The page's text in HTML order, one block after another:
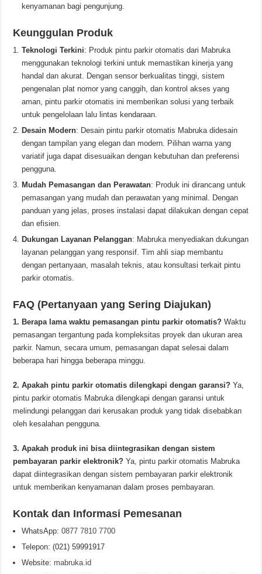
kenyamanan bagi pengunjung.
Keunggulan Produk
Teknologi Terkini: Produk pintu parkir otomatis dari Mabruka
menggunakan teknologi terkini untuk memastikan kinerja yang
handal dan akurat. Dengan sensor berkualitas tinggi, sistem
pengenalan plat nomor yang canggih, dan kontrol akses yang
aman, pintu parkir otomatis ini memberikan solusi yang terbaik
untuk pengelolaan lalu lintas kendaraan.
Desain Modern: Desain pintu parkir otomatis Mabruka didesain
dengan tampilan yang elegan dan modern. Pilihan warna yang
variatif juga dapat disesuaikan dengan kebutuhan dan preferensi
pengguna.
Mudah Pemasangan dan Perawatan: Produk ini dirancang untuk
pemasangan yang mudah dan perawatan yang minimal. Dengan
panduan yang jelas, proses instalasi dapat dilakukan dengan cepat
dan efisien.
Dukungan Layanan Pelanggan: Mabruka menyediakan dukungan
layanan pelanggan yang responsif. Tim ahli siap membantu
dengan pertanyaan, masalah teknis, atau konsultasi terkait pintu
parkir otomatis.
FAQ (Pertanyaan yang Sering Diajukan)
1. Berapa lama waktu pemasangan pintu parkir otomatis? Waktu
pemasangan tergantung pada kompleksitas proyek dan ukuran area
parkir. Namun, secara umum, pemasangan dapat selesai dalam
beberapa hari hingga beberapa minggu.
2. Apakah pintu parkir otomatis dilengkapi dengan garansi? Ya,
pintu parkir otomatis Mabruka dilengkapi dengan garansi untuk
melindungi pelanggan dari kerusakan produk yang tidak disebabkan
oleh kesalahan pengguna.
3. Apakah produk ini bisa diintegrasikan dengan sistem
pembayaran parkir elektronik? Ya, pintu parkir otomatis Mabruka
dapat diintegrasikan dengan sistem pembayaran parkir elektronik
untuk memberikan kenyamanan dalam proses pembayaran.
Kontak dan Informasi Pemesanan
WhatsApp:0877 7810 7700
Telepon: (021) 59991917
Website: mabruka.id